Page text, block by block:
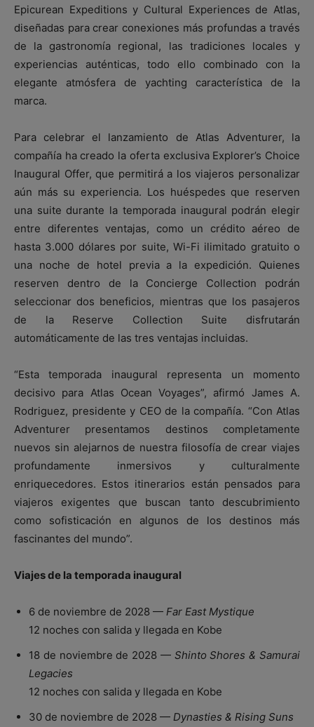
Epicurean Expeditions y Cultural Experiences de Atlas,
diseñadas para crear conexiones más profundas a través
de la gastronomía regional, las tradiciones locales y
experiencias auténticas, todo ello combinado con la
elegante atmósfera de yachting característica de la
marca.
Para celebrar el lanzamiento de Atlas Adventurer, la
compañía ha creado la oferta exclusiva Explorer’s Choice
Inaugural Offer, que permitirá a los viajeros personalizar
aún más su experiencia. Los huéspedes que reserven
una suite durante la temporada inaugural podrán elegir
entre diferentes ventajas, como un crédito aéreo de
hasta 3.000 dólares por suite, Wi-Fi ilimitado gratuito o
una noche de hotel previa a la expedición. Quienes
reserven dentro de la Concierge Collection podrán
seleccionar dos beneficios, mientras que los pasajeros
de la Reserve Collection Suite disfrutarán
automáticamente de las tres ventajas incluidas.
“Esta temporada inaugural representa un momento
decisivo para Atlas Ocean Voyages”, afirmó James A.
Rodriguez, presidente y CEO de la compañía. “Con Atlas
Adventurer presentamos destinos completamente
nuevos sin alejarnos de nuestra filosofía de crear viajes
profundamente inmersivos y culturalmente
enriquecedores. Estos itinerarios están pensados para
viajeros exigentes que buscan tanto descubrimiento
como sofisticación en algunos de los destinos más
fascinantes del mundo”.
Viajes de la temporada inaugural
6 de noviembre de 2028 — Far East Mystique
12 noches con salida y llegada en Kobe
18 de noviembre de 2028 — Shinto Shores & Samurai
Legacies
12 noches con salida y llegada en Kobe
30 de noviembre de 2028 — Dynasties & Rising Suns